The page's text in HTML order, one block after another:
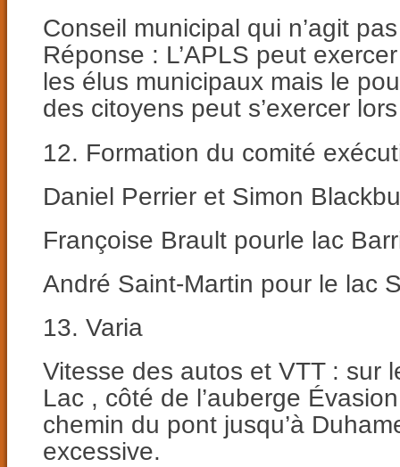
Conseil municipal qui n’agit
Réponse : L’APLS peut
les élus municipaux mais le
des citoyens peut s’exercer
12. Formation du comité
Daniel Perrier et Simon
Françoise Brault pourle lac
André Saint-Martin pour le lac
13. Varia
Vitesse des autos et VTT : sur
Lac , côté de l’auberge
chemin du pont jusqu’à
excessive.